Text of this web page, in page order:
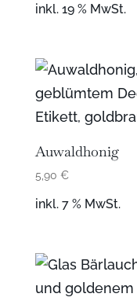
inkl. 19 % MwSt.
Auwaldhonig
5,90 €
inkl. 7 % MwSt.